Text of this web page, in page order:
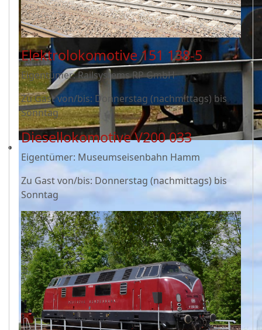
Elektrolokomotive 151 138-5
Eigentümer: Railsystems RP GmbH
Zu Gast von/bis: Donnerstag (nachmittags) bis
Sonntag
Diesellokomotive V200 033
Eigentümer: Museumseisenbahn Hamm
Zu Gast von/bis: Donnerstag (nachmittags) bis
Sonntag